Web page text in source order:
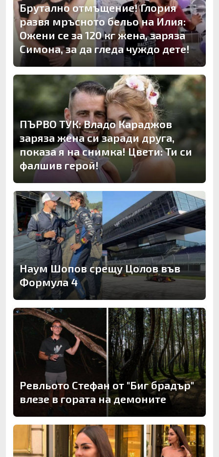
Брутално отмъщение! Глория
развя мръсното бельо на Илия:
Ожени се за 120 кг жена, заряза
Симона, за да гледа чуждо дете!
ПЪРВО ТУК: Владо Караджов
заряза жена си заради друга,
показа я на снимка! Цвети: Ти си
фалшив герой!
Наум Шопов срещу Цолов във
Формула 4
Ревльото Стефан от "Биг брадър"
влезе в гората на демоните